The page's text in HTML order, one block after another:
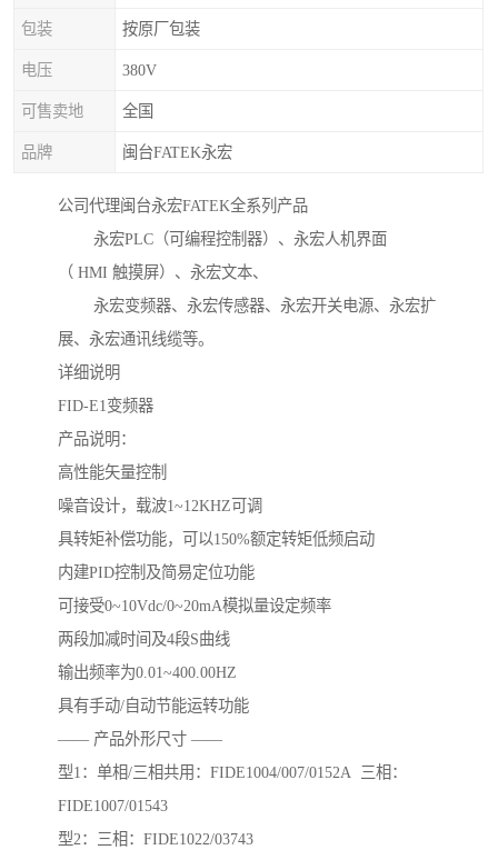
包装 按原厂包装
电压 380V
可售卖地 全国
品牌 闽台FATEK永宏
公司代理闽台永宏FATEK全系列产品
永宏PLC（可编程控制器）、永宏人机界面
（ HMI 触摸屏）、永宏文本、
永宏变频器、永宏传感器、永宏开关电源、永宏扩
展、永宏通讯线缆等。
详细说明
FID-E1变频器
产品说明：
高性能矢量控制
噪音设计，载波1~12KHZ可调
具转矩补偿功能，可以150%额定转矩低频启动
内建PID控制及简易定位功能
可接受0~10Vdc/0~20mA模拟量设定频率
两段加减时间及4段S曲线
输出频率为0.01~400.00HZ
具有手动/自动节能运转功能
—— 产品外形尺寸 ——
型1：单相/三相共用：FIDE1004/007/0152A 三相：
FIDE1007/01543
型2：三相：FIDE1022/03743